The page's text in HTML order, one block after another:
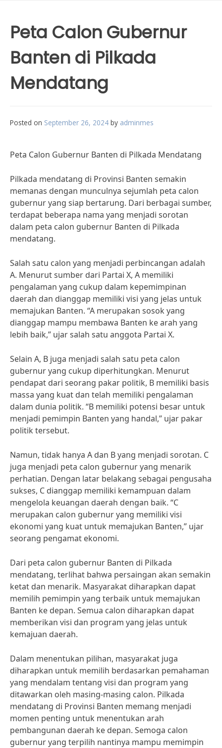
Peta Calon Gubernur
Banten di Pilkada
Mendatang
Posted on September 26, 2024 by adminmes
Peta Calon Gubernur Banten di Pilkada Mendatang
Pilkada mendatang di Provinsi Banten semakin
memanas dengan munculnya sejumlah peta calon
gubernur yang siap bertarung. Dari berbagai sumber,
terdapat beberapa nama yang menjadi sorotan
dalam peta calon gubernur Banten di Pilkada
mendatang.
Salah satu calon yang menjadi perbincangan adalah
A. Menurut sumber dari Partai X, A memiliki
pengalaman yang cukup dalam kepemimpinan
daerah dan dianggap memiliki visi yang jelas untuk
memajukan Banten. “A merupakan sosok yang
dianggap mampu membawa Banten ke arah yang
lebih baik,” ujar salah satu anggota Partai X.
Selain A, B juga menjadi salah satu peta calon
gubernur yang cukup diperhitungkan. Menurut
pendapat dari seorang pakar politik, B memiliki basis
massa yang kuat dan telah memiliki pengalaman
dalam dunia politik. “B memiliki potensi besar untuk
menjadi pemimpin Banten yang handal,” ujar pakar
politik tersebut.
Namun, tidak hanya A dan B yang menjadi sorotan. C
juga menjadi peta calon gubernur yang menarik
perhatian. Dengan latar belakang sebagai pengusaha
sukses, C dianggap memiliki kemampuan dalam
mengelola keuangan daerah dengan baik. “C
merupakan calon gubernur yang memiliki visi
ekonomi yang kuat untuk memajukan Banten,” ujar
seorang pengamat ekonomi.
Dari peta calon gubernur Banten di Pilkada
mendatang, terlihat bahwa persaingan akan semakin
ketat dan menarik. Masyarakat diharapkan dapat
memilih pemimpin yang terbaik untuk memajukan
Banten ke depan. Semua calon diharapkan dapat
memberikan visi dan program yang jelas untuk
kemajuan daerah.
Dalam menentukan pilihan, masyarakat juga
diharapkan untuk memilih berdasarkan pemahaman
yang mendalam tentang visi dan program yang
ditawarkan oleh masing-masing calon. Pilkada
mendatang di Provinsi Banten memang menjadi
momen penting untuk menentukan arah
pembangunan daerah ke depan. Semoga calon
gubernur yang terpilih nantinya mampu memimpin